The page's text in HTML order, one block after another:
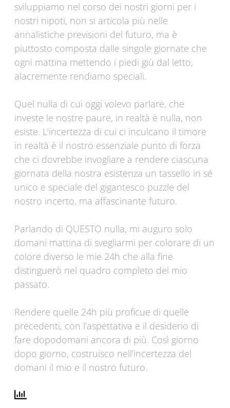
sviluppiamo nel corso dei nostri giorni per i
nostri nipoti, non si articola più nelle
annalistiche previsioni del futuro, ma è
piuttosto composta dalle singole giornate che
ogni mattina mettendo i piedi giù dal letto,
alacremente rendiamo speciali.
Quel nulla di cui oggi volevo parlare, che
investe le nostre paure, in realtà è nulla, non
esiste. L’incertezza di cui ci inculcano il timore
in realtà è il nostro essenziale punto di forza
che ci dovrebbe invogliare a rendere ciascuna
giornata della nostra esistenza un tassello in sé
unico e speciale del gigantesco puzzle del
nostro incerto, ma affascinante futuro.
Parlando di QUESTO nulla, mi auguro solo
domani mattina di svegliarmi per colorare di un
colore diverso le mie 24h che alla fine
distinguerò nel quadro completo del mio
passato.
Rendere quelle 24h più proficue di quelle
precedenti, con l’aspettativa e il desiderio di
fare dopodomani ancora di più. Così giorno
dopo giorno, costruisco nell’incertezza del
domani il mio e il nostro futuro.